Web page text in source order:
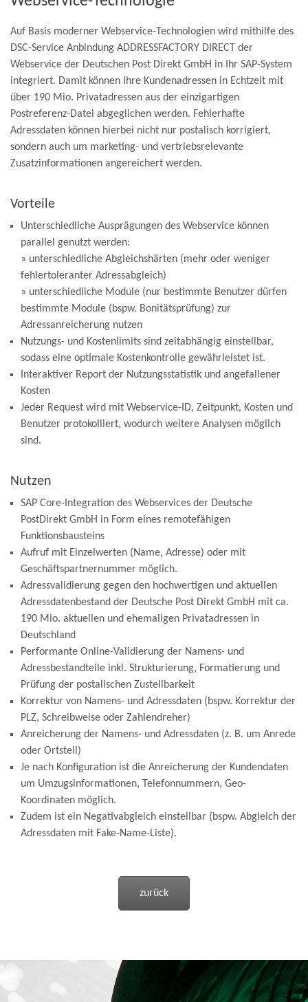
Auf Basis moderner Webservice-Technologien wird mithilfe des
DSC-Service Anbindung ADDRESSFACTORY DIRECT der
Webservice der Deutschen Post Direkt GmbH in Ihr SAP-System
integriert. Damit können Ihre Kundenadressen in Echtzeit mit
über 190 Mio. Privatadressen aus der einzigartigen
Postreferenz-Datei abgeglichen werden. Fehlerhafte
Adressdaten können hierbei nicht nur postalisch korrigiert,
sondern auch um marketing- und vertriebsrelevante
Zusatzinformationen angereichert werden.
Vorteile
Unterschiedliche Ausprägungen des Webservice können
parallel genutzt werden:
» unterschiedliche Abgleichshärten (mehr oder weniger
fehlertoleranter Adressabgleich)
» unterschiedliche Module (nur bestimmte Benutzer dürfen
bestimmte Module (bspw. Bonitätsprüfung) zur
Adressanreicherung nutzen
Nutzungs- und Kostenlimits sind zeitabhängig einstellbar,
sodass eine optimale Kostenkontrolle gewährleistet ist.
Interaktiver Report der Nutzungsstatistik und angefallener
Kosten
Jeder Request wird mit Webservice-ID, Zeitpunkt, Kosten und
Benutzer protokolliert, wodurch weitere Analysen möglich
sind.
Nutzen
SAP Core-Integration des Webservices der Deutsche
PostDirekt GmbH in Form eines remotefähigen
Funktionsbausteins
Aufruf mit Einzelwerten (Name, Adresse) oder mit
Geschäftspartnernummer möglich.
Adressvalidierung gegen den hochwertigen und aktuellen
Adressdatenbestand der Deutsche Post Direkt GmbH mit ca.
190 Mio. aktuellen und ehemaligen Privatadressen in
Deutschland
Performante Online-Validierung der Namens- und
Adressbestandteile inkl. Strukturierung, Formatierung und
Prüfung der postalischen Zustellbarkeit
Korrektur von Namens- und Adressdaten (bspw. Korrektur der
PLZ, Schreibweise oder Zahlendreher)
Anreicherung der Namens- und Adressdaten (z. B. um Anrede
oder Ortsteil)
Je nach Konfiguration ist die Anreicherung der Kundendaten
um Umzugsinformationen, Telefonnummern, Geo-
Koordinaten möglich.
Zudem ist ein Negativabgleich einstellbar (bspw. Abgleich der
Adressdaten mit Fake-Name-Liste).
zurück